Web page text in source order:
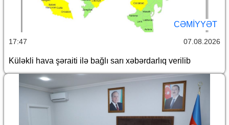
CƏMİYYƏT
17:47 07.08.2026
Küləkli hava şəraiti ilə bağlı sarı xəbərdarlıq verilib